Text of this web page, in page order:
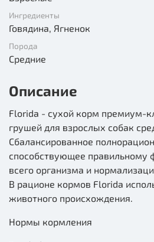
Ингредиенты
Говядина, Ягненок
Порода
Средние
Описание
Florida - сухой корм премиум-
грушей для взрослых собак
Сбалансированное
способствующее правильному
всего организма и
В рационе кормов Florida
животного происхождения.
Нормы кормления